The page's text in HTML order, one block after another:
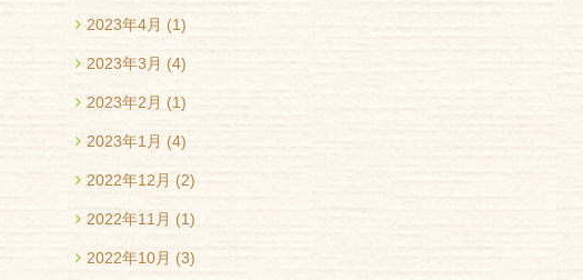
2023年4月 (1)
2023年3月 (4)
2023年2月 (1)
2023年1月 (4)
2022年12月 (2)
2022年11月 (1)
2022年10月 (3)